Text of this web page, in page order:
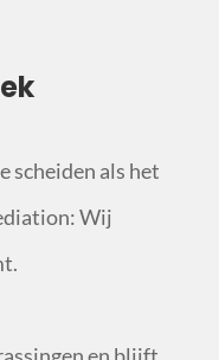
scheiden als het
Wij